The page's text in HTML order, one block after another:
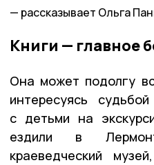
рассказывает Ольга
Книги — главное
Она может подолгу
интересуясь
с детьми на
ездили в
краеведческий